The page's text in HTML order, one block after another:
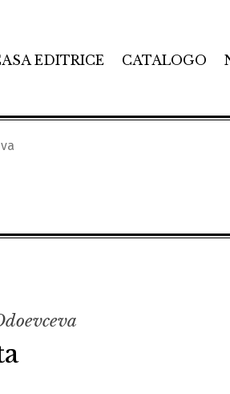
EDITRICE CATALOGO